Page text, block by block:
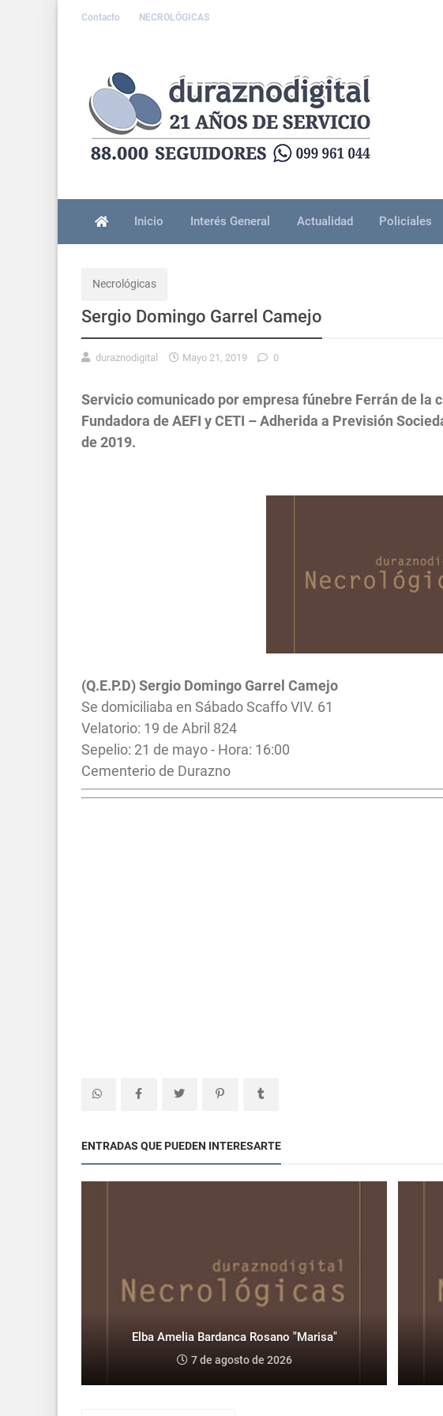
Contacto NECROLÓGICAS
Inicio Interés General Actualidad Policiales
Necrológicas
Sergio Domingo Garrel Camejo
duraznodigital Mayo 21, 2019 0
Servicio comunicado por empresa fúnebre Ferrán de la
Fundadora de AEFI y CETI – Adherida a Previsión
de 2019.
(Q.E.P.D) Sergio Domingo Garrel Camejo
Se domiciliaba en Sábado Scaffo VIV. 61
Velatorio: 19 de Abril 824
Sepelio: 21 de mayo - Hora: 16:00
Cementerio de Durazno
ENTRADAS QUE PUEDEN INTERESARTE
Elba Amelia Bardanca Rosano "Marisa"
7 de agosto de 2026